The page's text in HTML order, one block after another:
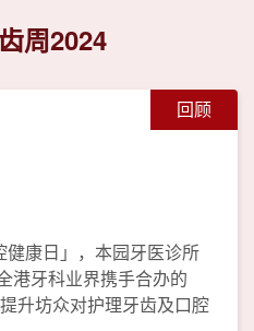
周2024
回顾
康日」，本园牙医诊所
港牙科业界携手合办的
升坊众对护理牙齿及口腔